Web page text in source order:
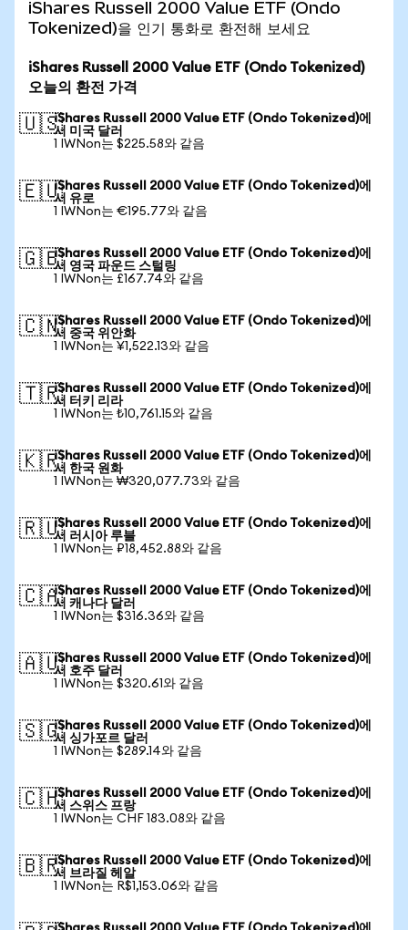
iShares Russell 2000 Value ETF (Ondo
Tokenized)을 인기 통화로 환전해 보세요
iShares Russell 2000 Value ETF (Ondo Tokenized)
오늘의 환전 가격
🇺🇸iShares Russell 2000 Value ETF (Ondo Tokenized)에
서 미국 달러
1 IWNon는 $225.58와 같음
🇪🇺iShares Russell 2000 Value ETF (Ondo Tokenized)에
서 유로
1 IWNon는 €195.77와 같음
🇬🇧iShares Russell 2000 Value ETF (Ondo Tokenized)에
서 영국 파운드 스털링
1 IWNon는 £167.74와 같음
🇨🇳iShares Russell 2000 Value ETF (Ondo Tokenized)에
서 중국 위안화
1 IWNon는 ¥1,522.13와 같음
🇹🇷iShares Russell 2000 Value ETF (Ondo Tokenized)에
서 터키 리라
1 IWNon는 ₺10,761.15와 같음
🇰🇷iShares Russell 2000 Value ETF (Ondo Tokenized)에
서 한국 원화
1 IWNon는 ₩320,077.73와 같음
🇷🇺iShares Russell 2000 Value ETF (Ondo Tokenized)에
서 러시아 루블
1 IWNon는 ₽18,452.88와 같음
🇨🇦iShares Russell 2000 Value ETF (Ondo Tokenized)에
서 캐나다 달러
1 IWNon는 $316.36와 같음
🇦🇺iShares Russell 2000 Value ETF (Ondo Tokenized)에
서 호주 달러
1 IWNon는 $320.61와 같음
🇸🇬iShares Russell 2000 Value ETF (Ondo Tokenized)에
서 싱가포르 달러
1 IWNon는 $289.14와 같음
🇨🇭iShares Russell 2000 Value ETF (Ondo Tokenized)에
서 스위스 프랑
1 IWNon는 CHF 183.08와 같음
🇧🇷iShares Russell 2000 Value ETF (Ondo Tokenized)에
서 브라질 헤알
1 IWNon는 R$1,153.06와 같음